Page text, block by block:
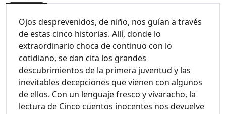
Ojos desprevenidos, de niño, nos guían a través
de estas cinco historias. Allí, donde lo
extraordinario choca de continuo con lo
cotidiano, se dan cita los grandes
descubrimientos de la primera juventud y las
inevitables decepciones que vienen con algunos
de ellos. Con un lenguaje fresco y vivaracho, la
lectura de Cinco cuentos inocentes nos devuelve